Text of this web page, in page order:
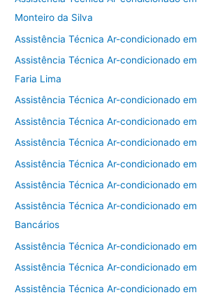
Monteiro da Silva
Assistência Técnica Ar-condicionado
Assistência Técnica Ar-condicionado
Faria Lima
Assistência Técnica Ar-condicionado
Assistência Técnica Ar-condicionado
Assistência Técnica Ar-condicionado
Assistência Técnica Ar-condicionado
Assistência Técnica Ar-condicionado
Assistência Técnica Ar-condicionado
Bancários
Assistência Técnica Ar-condicionado
Assistência Técnica Ar-condicionado
Assistência Técnica Ar-condicionado